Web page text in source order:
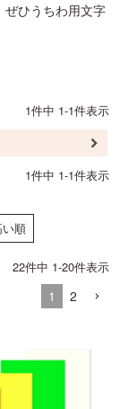
ぜひうちわ用文字
1件中 1-1件表示
1件中 1-1件表示
順
22件中 1-20件表示
1 2